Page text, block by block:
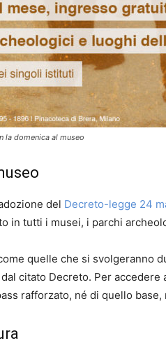
la domenica al museo
del Decreto-legge 24
in tutti i musei, i parchi
quelle che si
citato Decreto. Per
rafforzato, né di quello